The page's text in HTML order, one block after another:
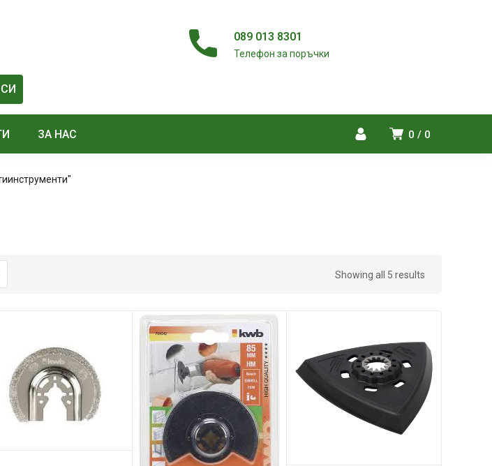
089 013 8301
Телефон за поръчки
0 0
ЗА НАС
Showing all 5 results